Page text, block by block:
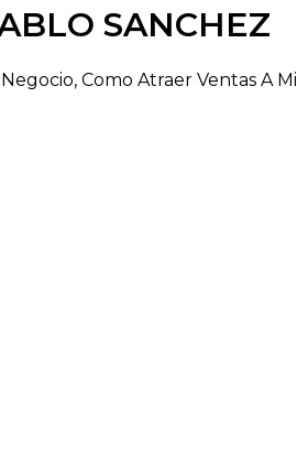
SANCHEZ
Como Atraer Ventas A Mi